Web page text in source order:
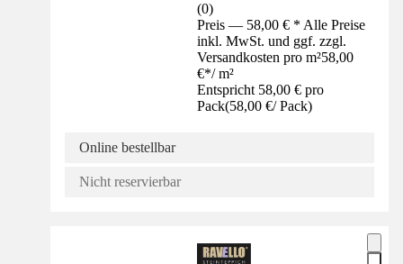
(0)
Preis — 58,00 € * Alle Preise
inkl. MwSt. und ggf. zzgl.
Versandkosten pro m²58,00
€*/ m²
Entspricht 58,00 € pro
Pack(58,00 €/ Pack)
Online bestellbar
Nicht reservierbar